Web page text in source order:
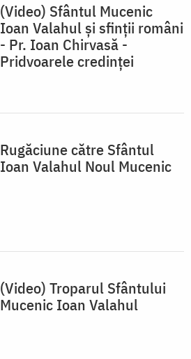
(Video) Sfântul Mucenic
Ioan Valahul și sfinții români
- Pr. Ioan Chirvasă -
Pridvoarele credinței
Rugăciune către Sfântul
Ioan Valahul Noul Mucenic
(Video) Troparul Sfântului
Mucenic Ioan Valahul